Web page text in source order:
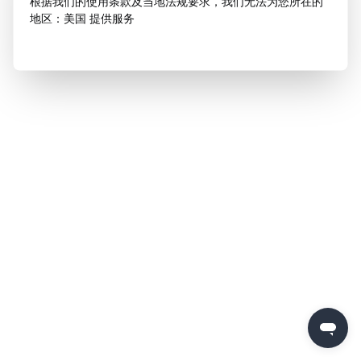
地区：美国 提供服务